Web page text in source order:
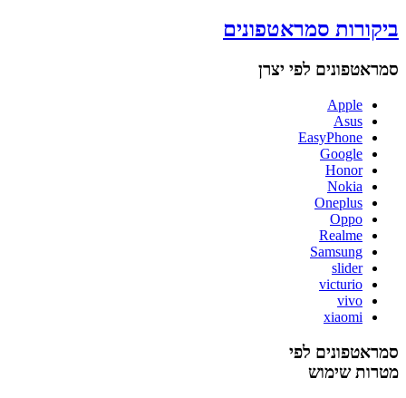
ביקורות סמראטפונים
סמראטפונים לפי יצרן
Apple
Asus
EasyPhone
Google
Honor
Nokia
Oneplus
Oppo
Realme
Samsung
slider
victurio
vivo
xiaomi
סמראטפונים לפי
מטרות שימוש